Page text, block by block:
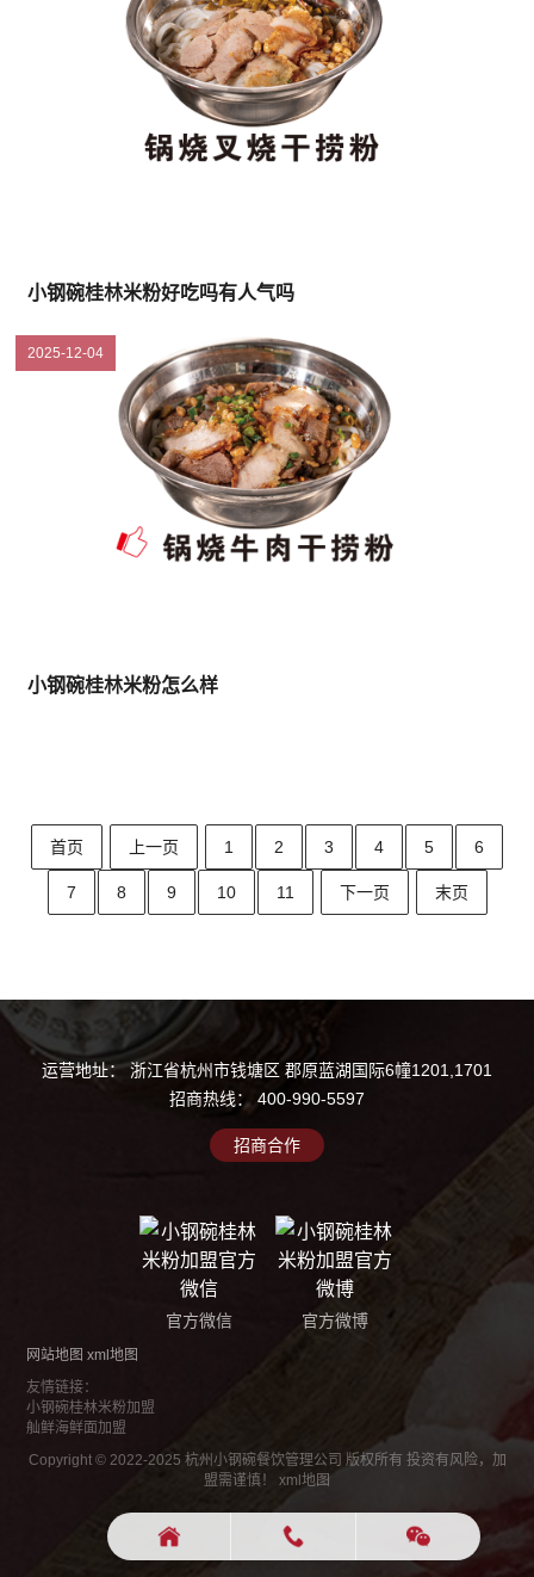
小钢碗桂林米粉好吃吗有人气吗
2025-12-04
小钢碗桂林米粉怎么样
首页 上一页 1 2 3 4 5 6
7 8 9 10 11 下一页 末页
运营地址： 浙江省杭州市钱塘区 郡原蓝湖国际6幢1201,1701
招商热线： 400-990-5597
招商合作
官方微信 官方微博
网站地图 xml地图
友情链接：
小钢碗桂林米粉加盟
舢鲜海鲜面加盟
Copyright © 2022-2025 杭州小钢碗餐饮管理公司 版权所有 投资有风险，加
盟需谨慎！ xml地图